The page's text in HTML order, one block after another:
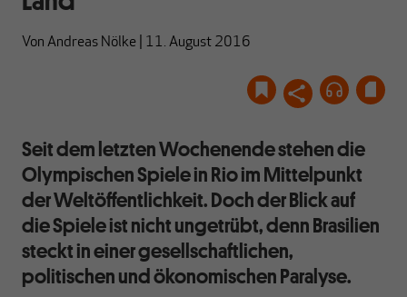
Von Andreas Nölke 11. August 2016
Seit dem letzten Wochenende stehen die
Olympischen Spiele in Rio im Mittelpunkt
der Weltöffentlichkeit. Doch der Blick auf
die Spiele ist nicht ungetrübt, denn Brasilien
steckt in einer gesellschaftlichen,
politischen und ökonomischen Paralyse.